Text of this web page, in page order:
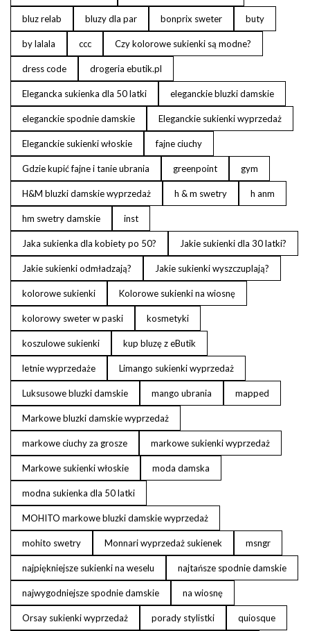
bluz relab bluzy dla par bonprix sweter buty
by lalala ccc Czy kolorowe sukienki są modne?
dress code drogeria ebutik.pl
Elegancka sukienka dla 50 latki eleganckie bluzki damskie
eleganckie spodnie damskie Eleganckie sukienki wyprzedaż
Eleganckie sukienki włoskie fajne ciuchy
Gdzie kupić fajne i tanie ubrania greenpoint gym
H&M bluzki damskie wyprzedaż h & m swetry h anm
hm swetry damskie inst
Jaka sukienka dla kobiety po 50? Jakie sukienki dla 30 latki?
Jakie sukienki odmładzają? Jakie sukienki wyszczuplają?
kolorowe sukienki Kolorowe sukienki na wiosnę
kolorowy sweter w paski kosmetyki
koszulowe sukienki kup bluzę z eButik
letnie wyprzedaże Limango sukienki wyprzedaż
Luksusowe bluzki damskie mango ubrania mapped
Markowe bluzki damskie wyprzedaż
markowe ciuchy za grosze markowe sukienki wyprzedaż
Markowe sukienki włoskie moda damska
modna sukienka dla 50 latki
MOHITO markowe bluzki damskie wyprzedaż
mohito swetry Monnari wyprzedaż sukienek msngr
najpiękniejsze sukienki na weselu najtańsze spodnie damskie
najwygodniejsze spodnie damskie na wiosnę
Orsay sukienki wyprzedaż porady stylistki quiosque